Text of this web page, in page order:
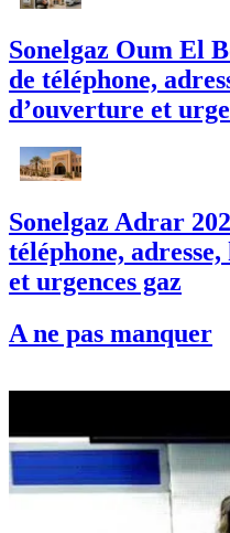
Sonelgaz Oum El
de téléphone,
d’ouverture et
Sonelgaz Adrar
téléphone,
et urgences gaz
A ne pas manquer